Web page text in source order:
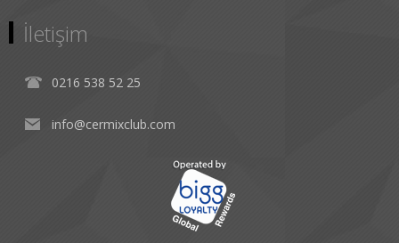
İletişim
0216 538 52 25
info@cermixclub.com